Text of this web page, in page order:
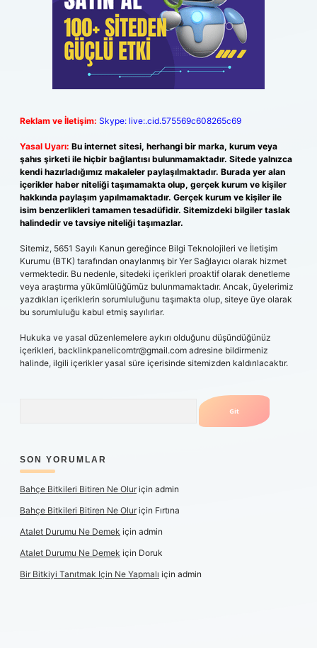
Reklam ve İletişim: Skype: live:.cid.575569c608265c69
Yasal Uyarı: Bu internet sitesi, herhangi bir marka, kurum veya
şahıs şirketi ile hiçbir bağlantısı bulunmamaktadır. Sitede yalnızca
kendi hazırladığımız makaleler paylaşılmaktadır. Burada yer alan
içerikler haber niteliği taşımamakta olup, gerçek kurum ve kişiler
hakkında paylaşım yapılmamaktadır. Gerçek kurum ve kişiler ile
isim benzerlikleri tamamen tesadüfidir. Sitemizdeki bilgiler taslak
halindedir ve tavsiye niteliği taşımazlar.
Sitemiz, 5651 Sayılı Kanun gereğince Bilgi Teknolojileri ve İletişim
Kurumu (BTK) tarafından onaylanmış bir Yer Sağlayıcı olarak hizmet
vermektedir. Bu nedenle, sitedeki içerikleri proaktif olarak denetleme
veya araştırma yükümlülüğümüz bulunmamaktadır. Ancak, üyelerimiz
yazdıkları içeriklerin sorumluluğunu taşımakta olup, siteye üye olarak
bu sorumluluğu kabul etmiş sayılırlar.
Hukuka ve yasal düzenlemelere aykırı olduğunu düşündüğünüz
içerikleri, backlinkpanelicomtr@gmail.com adresine bildirmeniz
halinde, ilgili içerikler yasal süre içerisinde sitemizden kaldırılacaktır.
SON YORUMLAR
Bahçe Bitkileri Bitiren Ne Oluriçin admin
Bahçe Bitkileri Bitiren Ne Oluriçin Fırtına
Atalet Durumu Ne Demek için admin
Atalet Durumu Ne Demek için Doruk
Bir Bitkiyi Tanıtmak Için Ne Yapmalı için admin